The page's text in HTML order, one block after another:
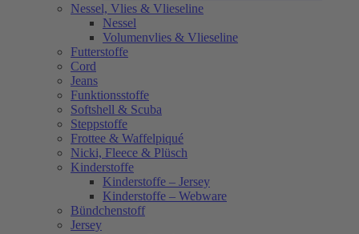
Nessel, Vlies & Vlieseline
Nessel
Volumenvlies & Vlieseline
Futterstoffe
Cord
Jeans
Funktionsstoffe
Softshell & Scuba
Steppstoffe
Frottee & Waffelpiqué
Nicki, Fleece & Plüsch
Kinderstoffe
Kinderstoffe – Jersey
Kinderstoffe – Webware
Bündchenstoff
Jersey